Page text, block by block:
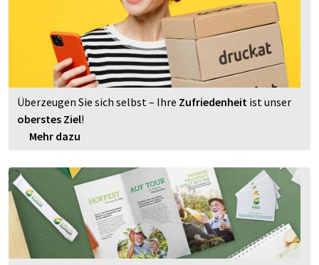
Überzeugen Sie sich selbst – Ihre Zufriedenheit ist unser
oberstes Ziel!
Mehr dazu